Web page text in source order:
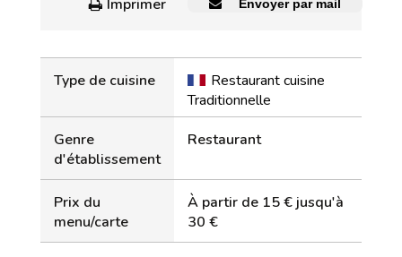
Imprimer
Envoyer par mail
Type de cuisine
Restaurant cuisine
Traditionnelle
Genre
d'établissement
Restaurant
Prix du
menu/carte
À partir de 15 € jusqu'à
30 €